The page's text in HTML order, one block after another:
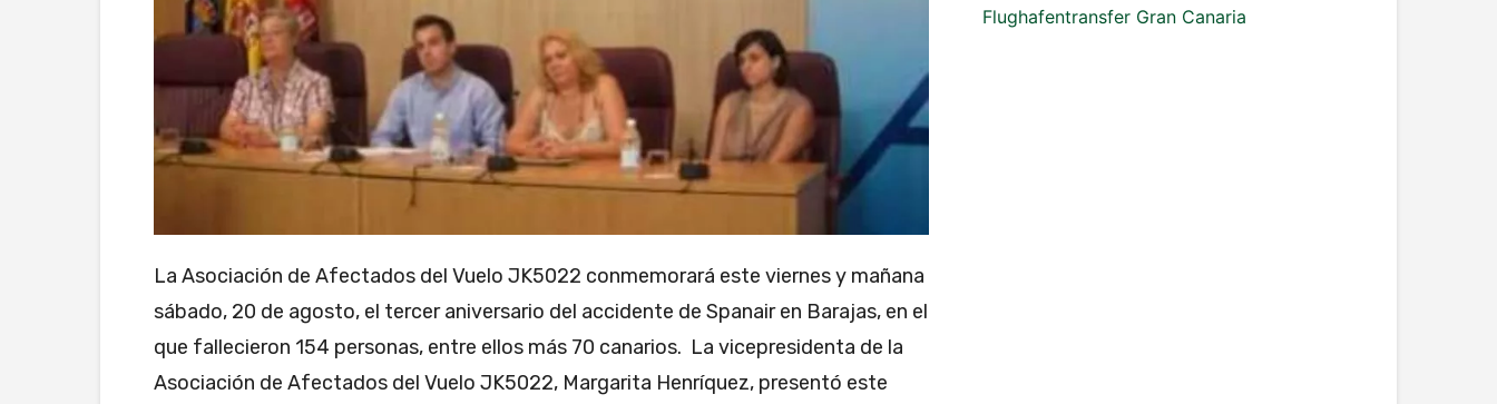
La Asociación de Afectados del Vuelo JK5022 conmemorará este viernes y mañana
sábado, 20 de agosto, el tercer aniversario del accidente de Spanair en Barajas, en el
que fallecieron 154 personas, entre ellos más 70 canarios. La vicepresidenta de la
Asociación de Afectados del Vuelo JK5022, Margarita Henríquez, presentó este
Flughafentransfer Gran Canaria